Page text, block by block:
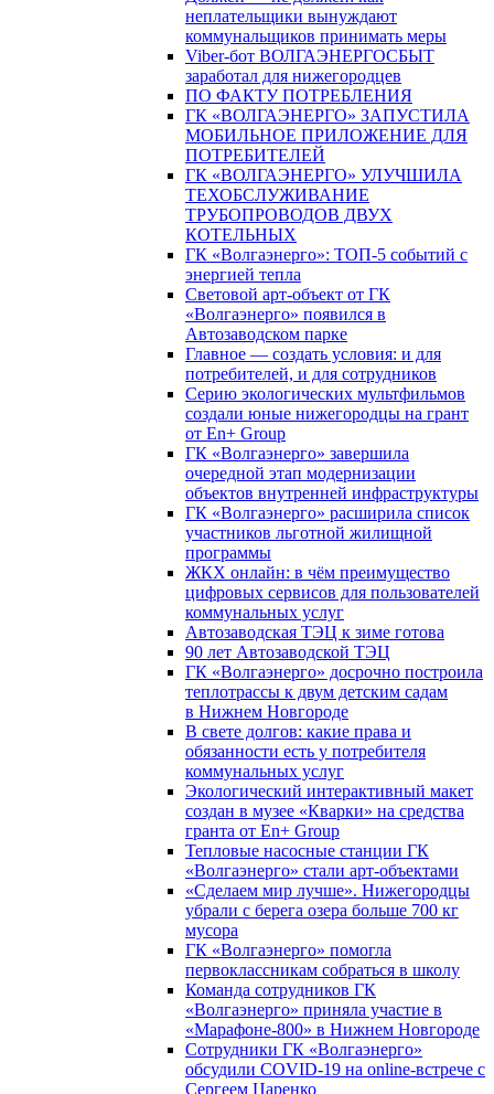
неплательщики вынуждают
коммунальщиков принимать меры
Viber-бот ВОЛГАЭНЕРГОСБЫТ
заработал для нижегородцев
ПО ФАКТУ ПОТРЕБЛЕНИЯ
ГК «ВОЛГАЭНЕРГО» ЗАПУСТИЛА
МОБИЛЬНОЕ ПРИЛОЖЕНИЕ ДЛЯ
ПОТРЕБИТЕЛЕЙ
ГК «ВОЛГАЭНЕРГО» УЛУЧШИЛА
ТЕХОБСЛУЖИВАНИЕ
ТРУБОПРОВОДОВ ДВУХ
КОТЕЛЬНЫХ
ГК «Волгаэнерго»: ТОП-5 событий с
энергией тепла
Световой арт-объект от ГК
«Волгаэнерго» появился в
Автозаводском парке
Главное — создать условия: и для
потребителей, и для сотрудников
Серию экологических мультфильмов
создали юные нижегородцы на грант
от En+ Group
ГК «Волгаэнерго» завершила
очередной этап модернизации
объектов внутренней инфраструктуры
ГК «Волгаэнерго» расширила список
участников льготной жилищной
программы
ЖКХ онлайн: в чём преимущество
цифровых сервисов для пользователей
коммунальных услуг
Автозаводская ТЭЦ к зиме готова
90 лет Автозаводской ТЭЦ
ГК «Волгаэнерго» досрочно построила
теплотрассы к двум детским садам
в Нижнем Новгороде
В свете долгов: какие права и
обязанности есть у потребителя
коммунальных услуг
Экологический интерактивный макет
создан в музее «Кварки» на средства
гранта от En+ Group
Тепловые насосные станции ГК
«Волгаэнерго» стали арт-объектами
«Сделаем мир лучше». Нижегородцы
убрали с берега озера больше 700 кг
мусора
ГК «Волгаэнерго» помогла
первоклассникам собраться в школу
Команда сотрудников ГК
«Волгаэнерго» приняла участие в
«Марафоне-800» в Нижнем Новгороде
Сотрудники ГК «Волгаэнерго»
обсудили COVID-19 на online-встрече с
Сергеем Царенко